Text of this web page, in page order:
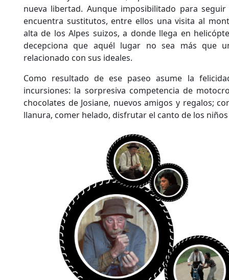
nueva libertad. Aunque imposibilitado para seguir
encuentra sustitutos, entre ellos una visita al
alta de los Alpes suizos, a donde llega en
decepciona que aquél lugar no sea más que
relacionado con sus ideales.
Como resultado de ese paseo asume la
incursiones: la sorpresiva competencia de
chocolates de Josiane, nuevos amigos y regalos;
llanura, comer helado, disfrutar el canto de los